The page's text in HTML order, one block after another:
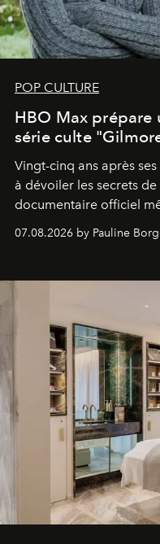
POP CULTURE
HBO Max prépare
série culte
Vingt-cinq ans après
à dévoiler les secrets
documentaire officiel
générationnel.
07.08.2026 by Pauline